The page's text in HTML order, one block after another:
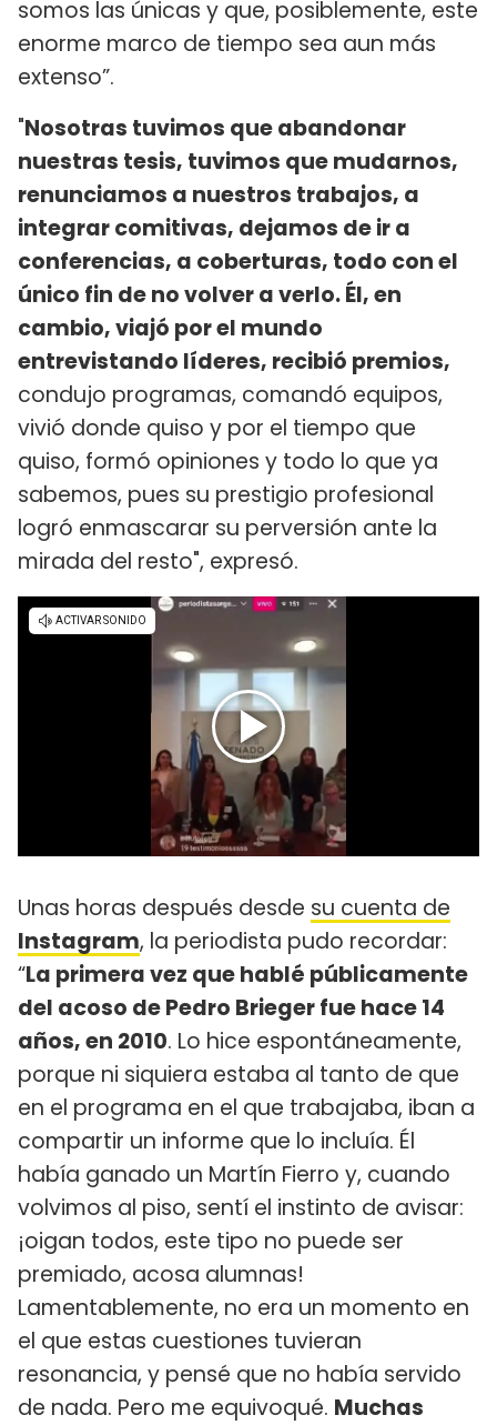
somos las únicas y que, posiblemente, este
enorme marco de tiempo sea aun más
extenso”.
"Nosotras tuvimos que abandonar
nuestras tesis, tuvimos que mudarnos,
renunciamos a nuestros trabajos, a
integrar comitivas, dejamos de ir a
conferencias, a coberturas, todo con el
único fin de no volver a verlo. Él, en
cambio, viajó por el mundo
entrevistando líderes, recibió premios,
condujo programas, comandó equipos,
vivió donde quiso y por el tiempo que
quiso, formó opiniones y todo lo que ya
sabemos, pues su prestigio profesional
logró enmascarar su perversión ante la
mirada del resto", expresó.
Unas horas después desde su cuenta de
Instagram, la periodista pudo recordar:
“La primera vez que hablé públicamente
del acoso de Pedro Brieger fue hace 14
años, en 2010. Lo hice espontáneamente,
porque ni siquiera estaba al tanto de que
en el programa en el que trabajaba, iban a
compartir un informe que lo incluía. Él
había ganado un Martín Fierro y, cuando
volvimos al piso, sentí el instinto de avisar:
¡oigan todos, este tipo no puede ser
premiado, acosa alumnas!
Lamentablemente, no era un momento en
el que estas cuestiones tuvieran
resonancia, y pensé que no había servido
de nada. Pero me equivoqué. Muchas